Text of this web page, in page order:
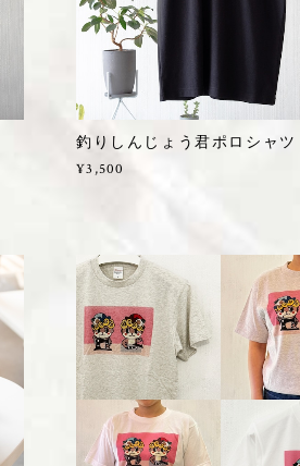
釣りしんじょう君ポロシャツ
¥3,500